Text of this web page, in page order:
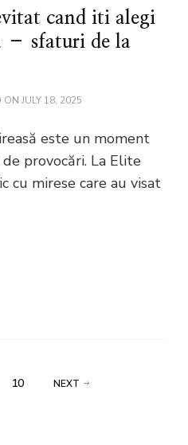
cand iti alegi
– sfaturi de la
ON JULY 18, 2025
este un moment
provocări. La Elite
cu mirese care au visat
PAGE
10 NEXT